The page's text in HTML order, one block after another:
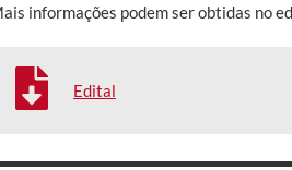
informações podem ser obtidas no
Edital